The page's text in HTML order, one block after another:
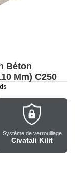
Béton
Mm) C250
Système de verrouillage
Civatali Kilit